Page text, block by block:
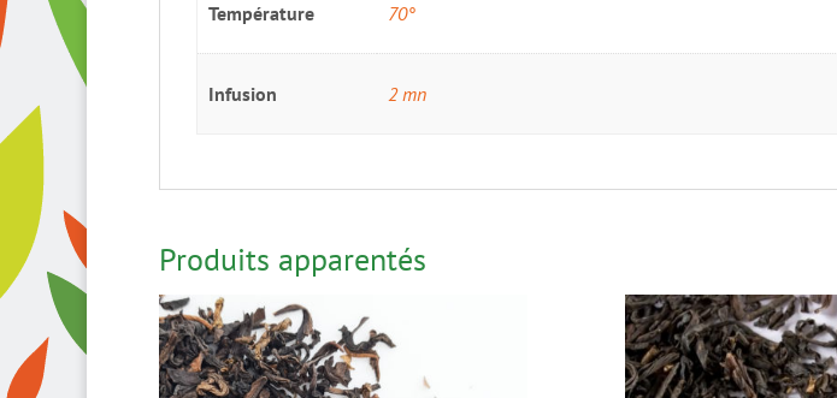
Température 70°
Infusion 2 mn
Produits apparentés